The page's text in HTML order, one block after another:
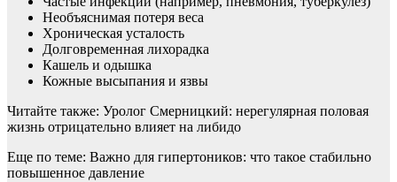
Необъяснимая потеря веса
Хроническая усталость
Долговременная лихорадка
Кашель и одышка
Кожные высыпания и язвы
Читайте также: Уролог Смерницкий: нерегулярная половая
жизнь отрицательно влияет на либидо
Еще по теме: Важно для гипертоников: что такое стабильно
повышенное давление